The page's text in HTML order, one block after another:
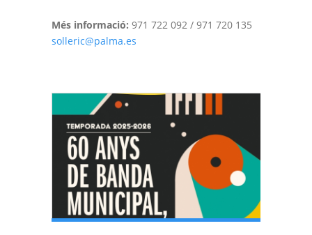
Més informació: 971 722 092 / 971 720 135
solleric@palma.es